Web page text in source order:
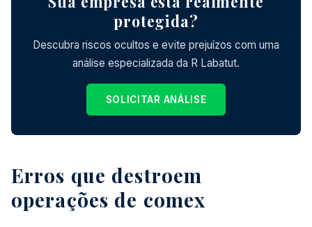
protegida?
Descubra riscos ocultos e evite prejuízos com uma
análise especializada da R Labatut.
SOLICITAR ANÁLISE
Erros que destroem
operações de comex